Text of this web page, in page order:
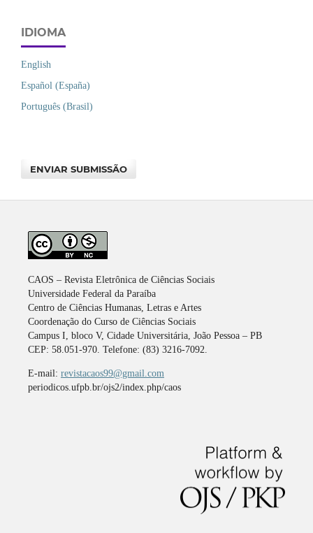
IDIOMA
English
Español (España)
Português (Brasil)
ENVIAR SUBMISSÃO
CAOS – Revista Eletrônica de Ciências Sociais
Universidade Federal da Paraíba
Centro de Ciências Humanas, Letras e Artes
Coordenação do Curso de Ciências Sociais
Campus I, bloco V, Cidade Universitária, João Pessoa – PB
CEP: 58.051-970. Telefone: (83) 3216-7092.
E-mail: revistacaos99@gmail.com
periodicos.ufpb.br/ojs2/index.php/caos